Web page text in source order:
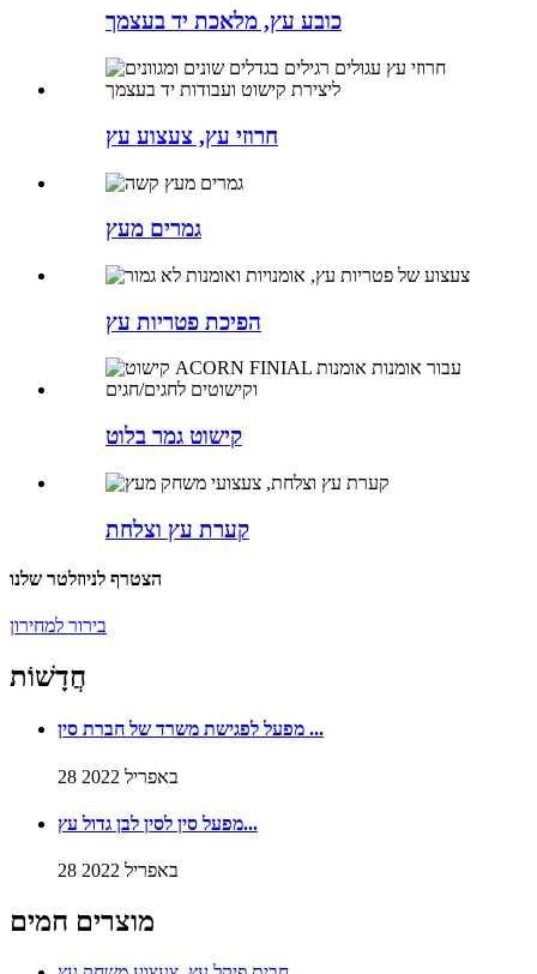
כובע עץ, מלאכת יד בעצמך
חרוזי עץ, צעצוע עץ
גמרים מעץ
הפיכת פטריות עץ
קישוט גמר בלוט
קערת עץ וצלחת
הצטרף לניוזלטר שלנו
בירור למחירון
חֲדָשׁוֹת
מפעל לפגישת משרד של חברת סין ...
28 באפריל 2022
מפעל סין לסין לבן גדול עץ...
28 באפריל 2022
מוצרים חמים